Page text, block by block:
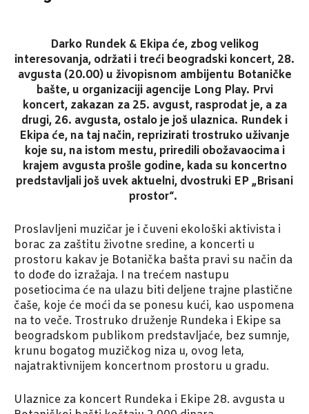
Darko Rundek & Ekipa će, zbog velikog
interesovanja, održati i treći beogradski koncert, 28.
avgusta (20.00) u živopisnom ambijentu Botaničke
bašte, u organizaciji agencije Long Play. Prvi
koncert, zakazan za 25. avgust, rasprodat je, a za
drugi, 26. avgusta, ostalo je još ulaznica. Rundek i
Ekipa će, na taj način, reprizirati trostruko uživanje
koje su, na istom mestu, priredili obožavaocima i
krajem avgusta prošle godine, kada su koncertno
predstavljali još uvek aktuelni, dvostruki EP „Brisani
prostor“.
Proslavljeni muzičar je i čuveni ekološki aktivista i
borac za zaštitu životne sredine, a koncerti u
prostoru kakav je Botanička bašta pravi su način da
to dođe do izražaja. I na trećem nastupu
posetiocima će na ulazu biti deljene trajne plastične
čaše, koje će moći da se ponesu kući, kao uspomena
na to veče. Trostruko druženje Rundeka i Ekipe sa
beogradskom publikom predstavljaće, bez sumnje,
krunu bogatog muzičkog niza u, ovog leta,
najatraktivnijem koncertnom prostoru u gradu.
Ulaznice za koncert Rundeka i Ekipe 28. avgusta u